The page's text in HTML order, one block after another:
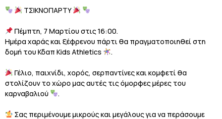
ΤΣΙΚΝΟΠΑΡΤΥ
Πέμπτη, 7 Μαρτίου στις 16:00.
Ημέρα χαράς και ξέφρενου πάρτι θα πραγματοποιηθεί στη
δομή του Κδαπ Kids Athletics
.
Γέλιο, παιχνίδι, χορός, σερπαντίνες και κομφετί θα
στολίζουν το χώρο μας αυτές τις όμορφες μέρες του
καρναβαλιού
.
Σας περιμένουμε μικρούς και μεγάλους για να περάσουμε